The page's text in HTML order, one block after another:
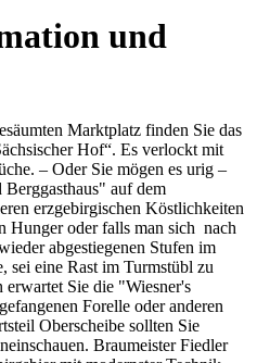
und
Marktplatz finden Sie das
Hof“. Es verlockt mit
– Oder Sie mögen es urig –
auf dem
erzgebirgischen Köstlichkeiten
Hunger oder falls man sich nach
abgestiegenen Stufen im
sei eine Rast im Turmstübl zu
Sie die "Wiesner's
Forelle oder anderen
Oberscheibe sollten Sie
Braumeister Fiedler